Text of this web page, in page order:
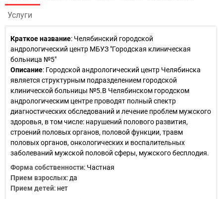
Услуги
Краткое название: Челябинский городской
андрологический центр МБУЗ "Городская клиническая
больница №5"
Описание: Городской андрологический центр Челябинска
является структурным подразделением городской
клинической больницы №5.В Челябинском городском
андрологическим центре проводят полный спектр
диагностических обследований и лечение проблем мужского
здоровья, в том числе: нарушений полового развития,
строений половых органов, половой функции, травм
половых органов, онкологических и воспалительных
заболеваний мужской половой сферы, мужского бесплодия.
Форма собственности: Частная
Прием взрослых: да
Прием детей: нет